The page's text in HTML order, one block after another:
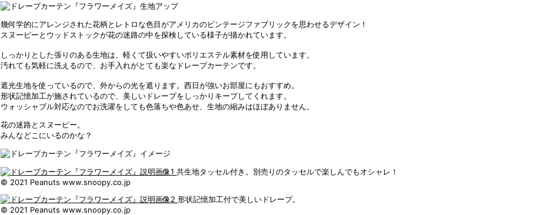
幾何学的にアレンジされた花柄とレトロな色目がアメリカのビンテージファブリックを思わせるデザイン！
スヌーピーとウッドストックが花の迷路の中を探検している様子が描かれています。
しっかりとした張りのある生地は、軽くて扱いやすいポリエステル素材を使用しています。
汚れても気軽に洗えるので、お手入れがとても楽なドレープカーテンです。
遮光生地を使っているので、外からの光を遮ります。西日が強いお部屋にもおすすめ。
形状記憶加工が施されているので、美しいドレープをしっかりキープしてくれます。
ウォッシャブル対応なのでお洗濯をしても色落ちや色あせ、生地の縮みはほぼありません。
花の迷路とスヌーピー。
みんなどこにいるのかな？
共生地タッセル付き。別売りのタッセルで楽しんでもオシャレ！
© 2021 Peanuts www.snoopy.co.jp
形状記憶加工付で美しいドレープ。
© 2021 Peanuts www.snoopy.co.jp